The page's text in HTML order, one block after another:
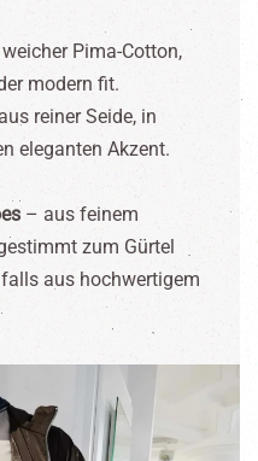
Pima-Cotton,
modern fit.
reiner Seide, in
eleganten Akzent.
– aus feinem
zum Gürtel
aus hochwertigem